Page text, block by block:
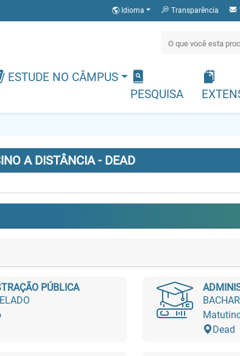
Idioma Transparência
ESTUDE NO CÂMPUS
PESQUISA
A DISTÂNCIA - DEAD
PÚBLICA
Dead